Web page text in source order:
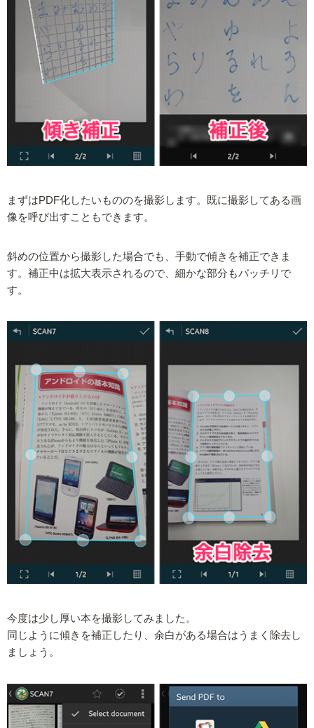
まずはPDF化したいもののを撮影します。既に撮影してある画
像を呼び出すこともできます。
斜めの位置から撮影した場合でも、手動で傾きを補正できま
す。補正中は拡大表示されるので、細かな部分もバッチリで
す。
今度は少し厚い本を撮影してみました。
同じように傾きを補正したり、余白がある場合はうまく除去し
ましょう。